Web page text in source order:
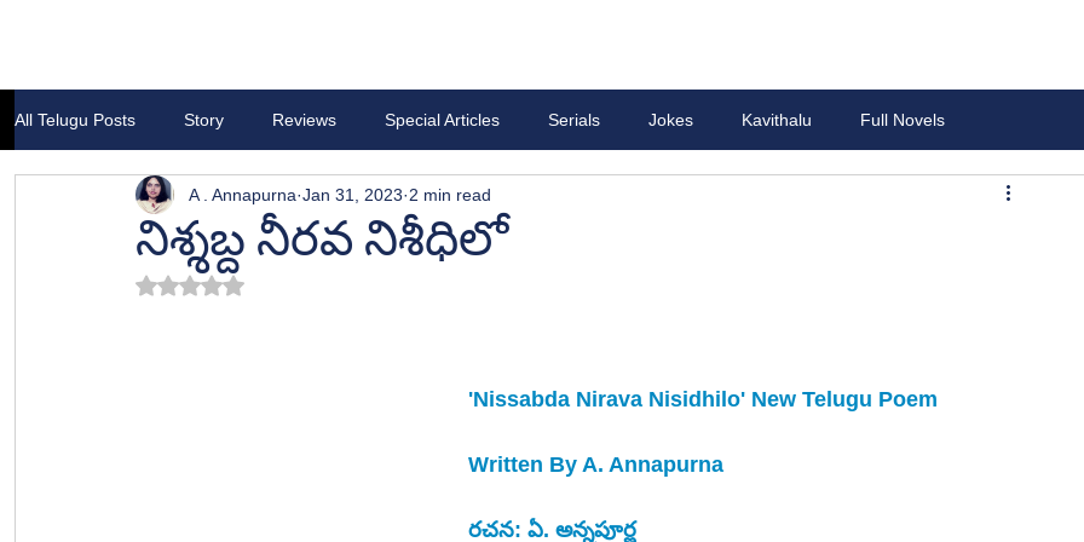
All Telugu Posts Story Reviews Special Articles Serials Jokes Kavithalu Full Novels
నిశ్శబ్ద నీరవ నిశీధిలో
A . Annapurna Jan 31, 2023 2 min read
Rated NaN out of 5 stars.
'Nissabda Nirava Nisidhilo' New Telugu Poem
Written By A. Annapurna
రచన: ఏ. అన్నపూర్ణ